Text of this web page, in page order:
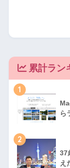
累計ラン
1
ら
2
37
え